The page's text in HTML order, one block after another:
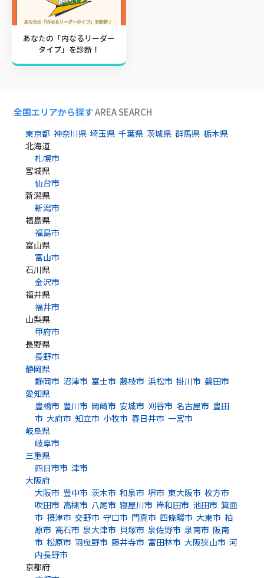
あなたの「内なるリーダー
タイプ」を診断！
全国エリアから探すAREA SEARCH
東京都 神奈川県 埼玉県 千葉県 茨城県 群馬県 栃木県
北海道
札幌市
宮城県
仙台市
新潟県
新潟市
福島県
福島市
富山県
富山市
石川県
金沢市
福井県
福井市
山梨県
甲府市
長野県
長野市
静岡県
静岡市 沼津市 富士市 藤枝市 浜松市 掛川市 磐田市
愛知県
豊橋市 豊川市 岡崎市 安城市 刈谷市 名古屋市 豊田
市 大府市 知立市 小牧市 春日井市 一宮市
岐阜県
岐阜市
三重県
四日市市 津市
大阪府
大阪市 豊中市 茨木市 和泉市 堺市 東大阪市 枚方市
吹田市 高槻市 八尾市 寝屋川市 岸和田市 池田市 箕面
市 摂津市 交野市 守口市 門真市 四條畷市 大東市 柏
原市 高石市 泉大津市 貝塚市 泉佐野市 泉南市 阪南
市 松原市 羽曳野市 藤井寺市 富田林市 大阪狭山市 河
内長野市
京都府